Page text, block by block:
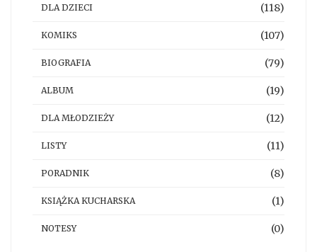
DLA DZIECI (118)
KOMIKS (107)
BIOGRAFIA (79)
ALBUM (19)
DLA MŁODZIEŻY (12)
LISTY (11)
PORADNIK (8)
KSIĄŻKA KUCHARSKA (1)
NOTESY (0)